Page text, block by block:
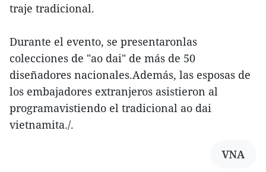
traje tradicional.
Durante el evento, se presentaronlas
colecciones de "ao dai" de más de 50
diseñadores nacionales.Además, las esposas de
los embajadores extranjeros asistieron al
programavistiendo el tradicional ao dai
vietnamita./.
VNA